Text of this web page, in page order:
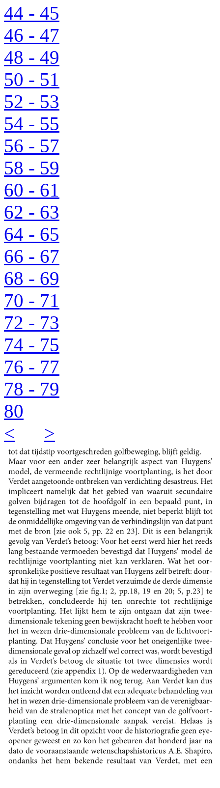
44 - 45
46 - 47
48 - 49
50 - 51
52 - 53
54 - 55
56 - 57
58 - 59
60 - 61
62 - 63
64 - 65
66 - 67
68 - 69
70 - 71
72 - 73
74 - 75
76 - 77
78 - 79
80
<
>